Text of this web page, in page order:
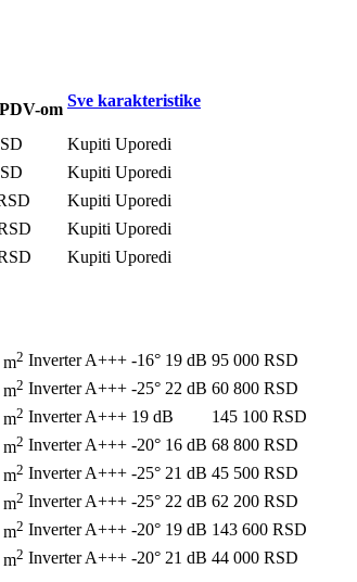
om Sve karakteristike
Kupiti Uporedi
Kupiti Uporedi
Kupiti Uporedi
Kupiti Uporedi
Kupiti Uporedi
2 Inverter A+++ -16° 19 dB 95 000 RSD
2 Inverter A+++ -25° 22 dB 60 800 RSD
2 Inverter A+++ 19 dB 145 100 RSD
2 Inverter A+++ -20° 16 dB 68 800 RSD
2 Inverter A+++ -25° 21 dB 45 500 RSD
2 Inverter A+++ -25° 22 dB 62 200 RSD
2 Inverter A+++ -20° 19 dB 143 600 RSD
2 Inverter A+++ -20° 21 dB 44 000 RSD